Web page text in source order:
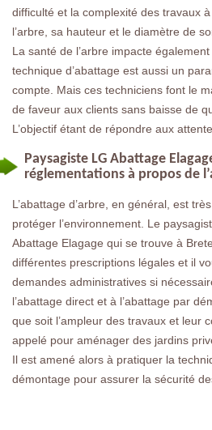
difficulté et la complexité des travaux
l’arbre, sa hauteur et le diamètre de
La santé de l’arbre impacte
technique d’abattage est aussi un
compte. Mais ces techniciens font le
de faveur aux clients sans baisse de
L’objectif étant de répondre aux
Paysagiste LG Abattage
réglementations à propos de
L’abattage d’arbre, en général, est
protéger l’environnement. Le
Abattage Elagage qui se trouve à
différentes prescriptions légales et il
demandes administratives si
l’abattage direct et à l’abattage par
que soit l’ampleur des travaux et leur
appelé pour aménager des jardins
Il est amené alors à pratiquer la
démontage pour assurer la sécurité